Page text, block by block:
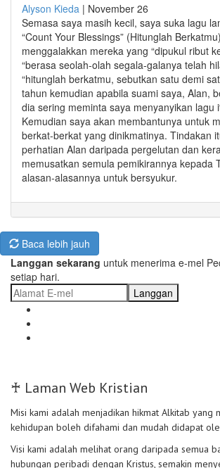
Alyson Kieda | November 26
Semasa saya masih kecil, saya suka lagu
“Count Your Blessings” (Hitunglah
menggalakkan mereka yang “dipukul ribut
“berasa seolah-olah segala-galanya telah
“hitunglah berkatmu, sebutkan satu demi
tahun kemudian apabila suami saya, Alan,
dia sering meminta saya menyanyikan lagu
Kemudian saya akan membantunya untuk
berkat-berkat yang dinikmatinya. Tindakan
perhatian Alan daripada pergelutan dan
memusatkan semula pemikirannya kepada
alasan-alasannya untuk bersyukur.
Baca lebih jauh
Langgan sekarang untuk menerima e-mel
setiap hari.
Langgan
♰ Laman Web Kristian
Misi kami adalah menjadikan hikmat Alkitab yang
kehidupan boleh difahami dan mudah didapat
Visi kami adalah melihat orang daripada semua
hubungan peribadi dengan Kristus, semakin